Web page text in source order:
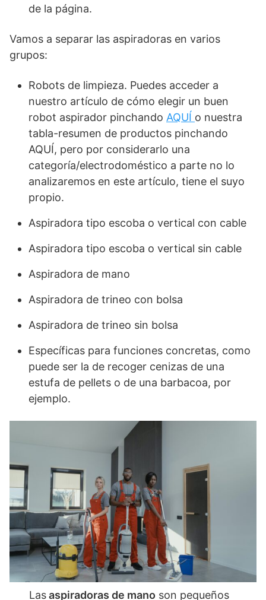
de la página.
Vamos a separar las aspiradoras en varios
grupos:
Robots de limpieza. Puedes acceder a
nuestro artículo de cómo elegir un buen
robot aspirador pinchando AQUÍ o nuestra
tabla-resumen de productos pinchando
AQUÍ, pero por considerarlo una
categoría/electrodoméstico a parte no lo
analizaremos en este artículo, tiene el suyo
propio.
Aspiradora tipo escoba o vertical con cable
Aspiradora tipo escoba o vertical sin cable
Aspiradora de mano
Aspiradora de trineo con bolsa
Aspiradora de trineo sin bolsa
Específicas para funciones concretas, como
puede ser la de recoger cenizas de una
estufa de pellets o de una barbacoa, por
ejemplo.
Lasaspiradoras de mano son pequeños